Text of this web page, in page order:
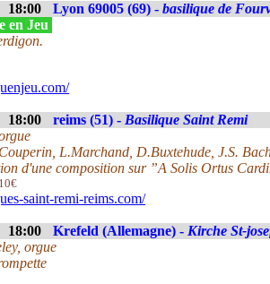
18:00 Lyon 69005 (69) - basilique de
en Jeu
18:00 reims (51) - Basilique Saint Remi
L.Marchand, D.Buxtehude, J.S.
d'une composition sur ”A Solis Ortus
saint-remi-reims.com/
18:00 Krefeld (Allemagne) - Kirche St-
orgue